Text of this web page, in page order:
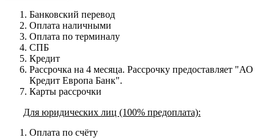
Банковский перевод
Оплата наличными
Оплата по терминалу
СПБ
Кредит
Рассрочка на 4 месяца. Рассрочку предоставляет "АО
Кредит Европа Банк".
Карты рассрочки
Для юридических лиц (100% предоплата):
Оплата по счёту